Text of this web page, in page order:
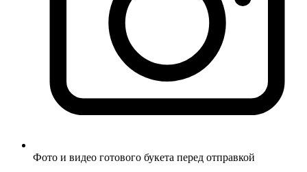
Фото и видео готового букета перед отправкой